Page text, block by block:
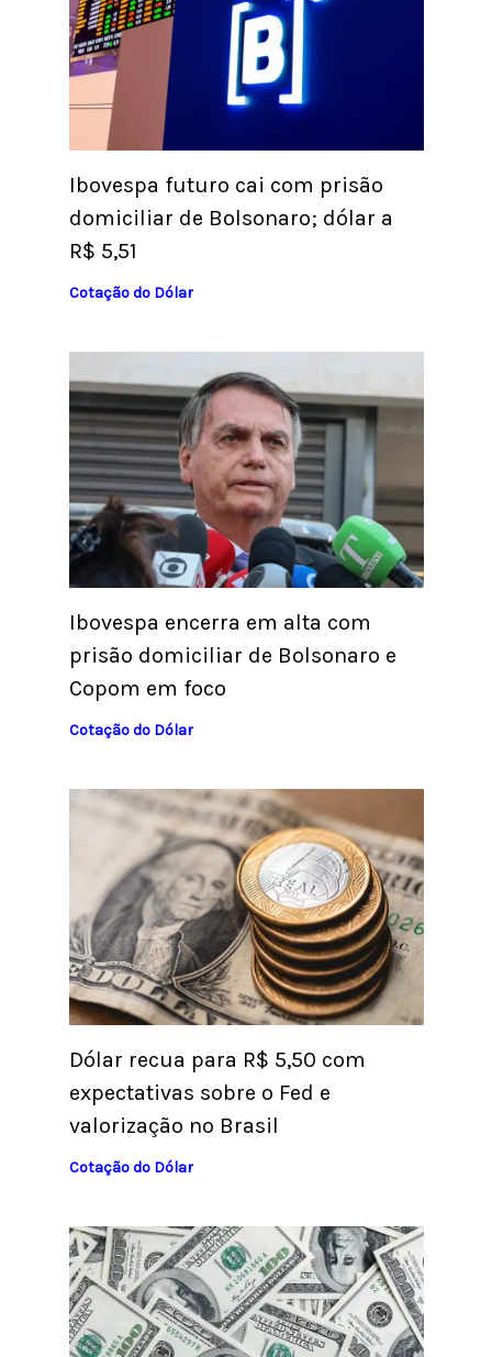
Ibovespa futuro cai com prisão
domiciliar de Bolsonaro; dólar a
R$ 5,51
Cotação do Dólar
Ibovespa encerra em alta com
prisão domiciliar de Bolsonaro e
Copom em foco
Cotação do Dólar
Dólar recua para R$ 5,50 com
expectativas sobre o Fed e
valorização no Brasil
Cotação do Dólar